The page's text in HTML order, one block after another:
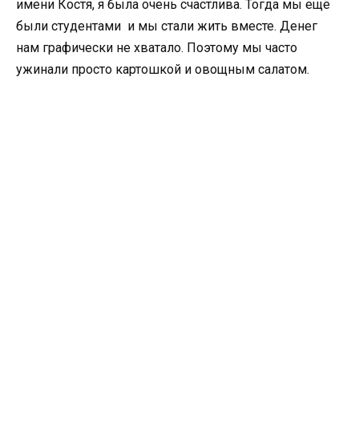
имени Костя, я была очень счастлива. Тогда мы ещё
были студентами и мы стали жить вместе. Денег
нам графически не хватало. Поэтому мы часто
ужинали просто картошкой и овощным салатом.